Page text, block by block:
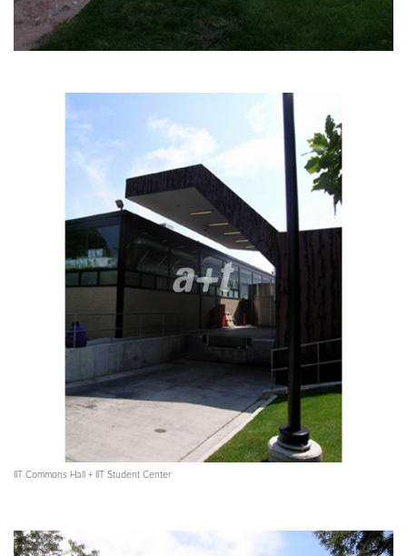
IIT Commons Hall + IIT Student Center